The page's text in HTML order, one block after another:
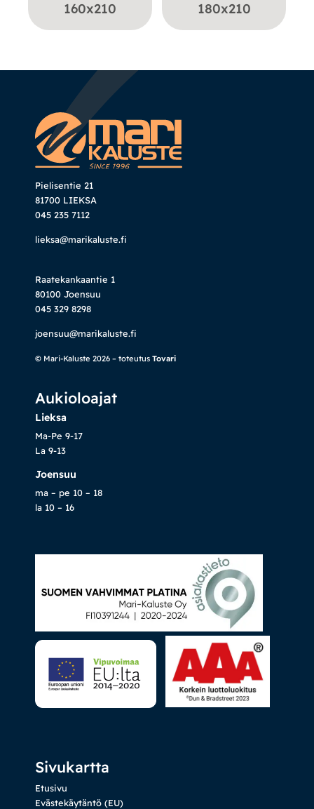
160x210 180x210
Pielisentie 21
81700 LIEKSA
045 235 7112
lieksa@marikaluste.fi
Raatekankaantie 1
80100 Joensuu
045 329 8298
joensuu@marikaluste.fi
© Mari-Kaluste 2026 – toteutus Tovari
Aukioloajat
Lieksa
Ma-Pe 9-17
La 9-13
Joensuu
ma – pe 10 – 18
la 10 – 16
Sivukartta
Etusivu
Evästekäytäntö (EU)